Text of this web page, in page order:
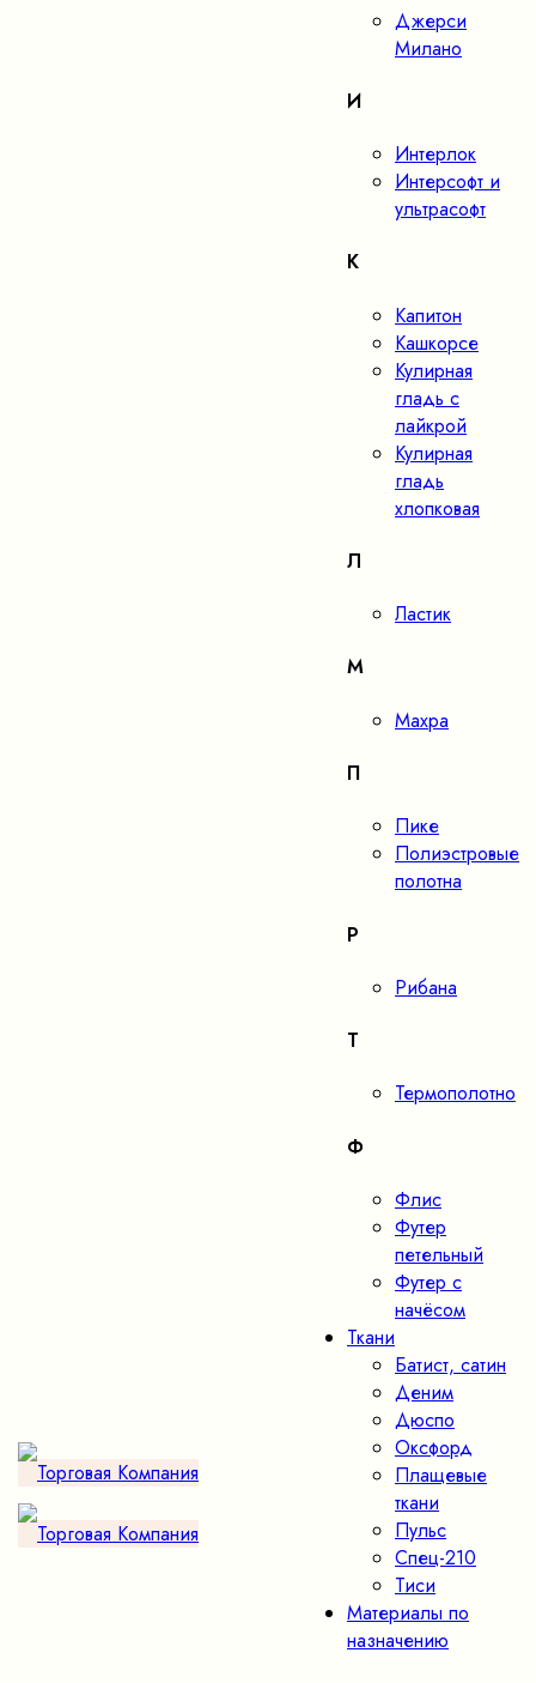
Джерси
Милано
И
Интерлок
Интерсофт и
ультрасофт
К
Капитон
Кашкорсе
Кулирная
гладь с
лайкрой
Кулирная
гладь
хлопковая
Л
Ластик
М
Махра
П
Пике
Полиэстровые
полотна
Р
Рибана
Т
Термополотно
Ф
Флис
Футер
петельный
Футер с
начёсом
Ткани
Батист, сатин
Деним
Дюспо
Оксфорд
Плащевые
ткани
Пульс
Спец-210
Тиси
Материалы по
назначению